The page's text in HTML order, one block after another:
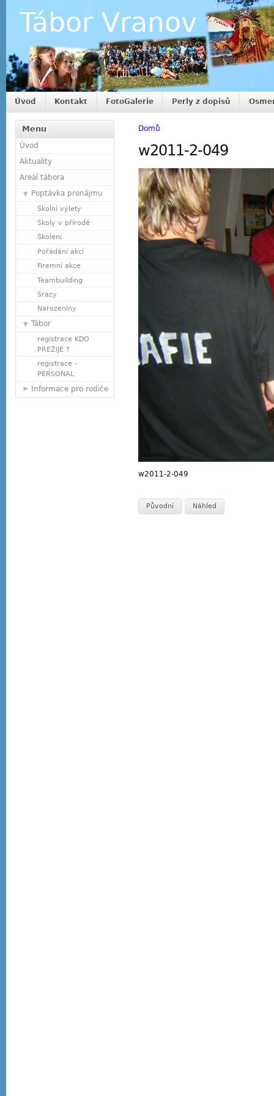
Tábor Vranov
Úvod Kontakt FotoGalerie Perly z dopisů
Menu
Úvod
Aktuality
Areál tábora
Poptávka pronájmu
Školní výlety
Školy v přírodě
Školení
Pořádání akcí
Firemní akce
Teambuilding
Srazy
Narozeniny
Tábor
registrace KDO
PŘEŽIJE ?
registrace -
PERSONAL
Informace pro rodiče
Domů
w2011-2-049
w2011-2-049
Původní Náhled